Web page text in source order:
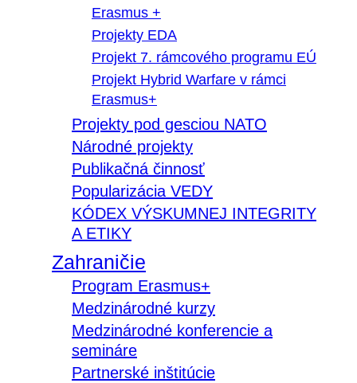
Erasmus +
Projekty EDA
Projekt 7. rámcového programu EÚ
Projekt Hybrid Warfare v rámci
Erasmus+
Projekty pod gesciou NATO
Národné projekty
Publikačná činnosť
Popularizácia VEDY
KÓDEX VÝSKUMNEJ INTEGRITY
A ETIKY
Zahraničie
Program Erasmus+
Medzinárodné kurzy
Medzinárodné konferencie a
semináre
Partnerské inštitúcie